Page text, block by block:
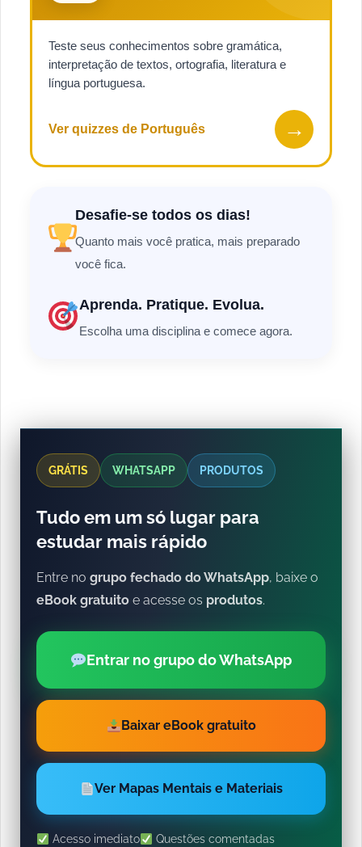
Teste seus conhecimentos sobre gramática,
interpretação de textos, ortografia, literatura e
língua portuguesa.
Ver quizzes de Português →
Desafie-se todos os dias!
Quanto mais você pratica, mais preparado
você fica.
Aprenda. Pratique. Evolua.
Escolha uma disciplina e comece agora.
GRÁTIS WHATSAPP PRODUTOS
Tudo em um só lugar para
estudar mais rápido
Entre no grupo fechado do WhatsApp, baixe o
eBook gratuito e acesse os produtos.
Entrar no grupo do WhatsApp
Baixar eBook gratuito
Ver Mapas Mentais e Materiais
Acesso imediato
Questões comentadas